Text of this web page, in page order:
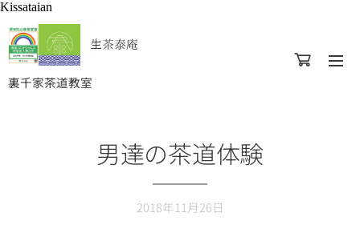
Kissataian
生茶泰庵
裏千家茶道教室
男達の茶道体験
2018年11月26日